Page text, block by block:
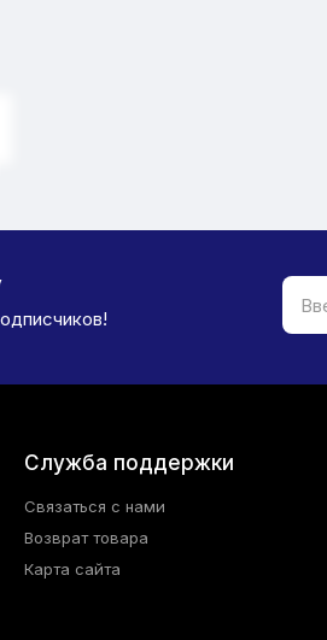
Служба поддержки
Связаться с нами
Возврат товара
Карта сайта